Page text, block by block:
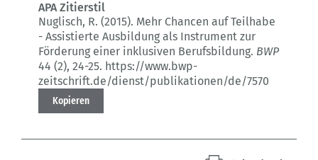
APA Zitierstil
Nuglisch, R. (2015). Mehr Chancen auf Teilhabe
- Assistierte Ausbildung als Instrument zur
Förderung einer inklusiven Berufsbildung. BWP
44 (2), 24-25. https://www.bwp-
zeitschrift.de/dienst/publikationen/de/7570
Kopieren